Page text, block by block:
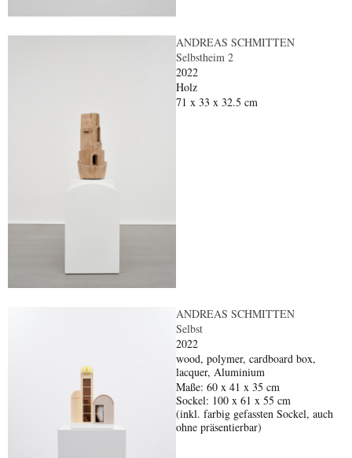
ANDREAS SCHMITTEN
Selbstheim 2
2022
Holz
71 x 33 x 32.5 cm
ANDREAS SCHMITTEN
Selbst
2022
wood, polymer, cardboard box,
lacquer, Aluminium
Maße: 60 x 41 x 35 cm
Sockel: 100 x 61 x 55 cm
(inkl. farbig gefassten Sockel, auch
ohne präsentierbar)